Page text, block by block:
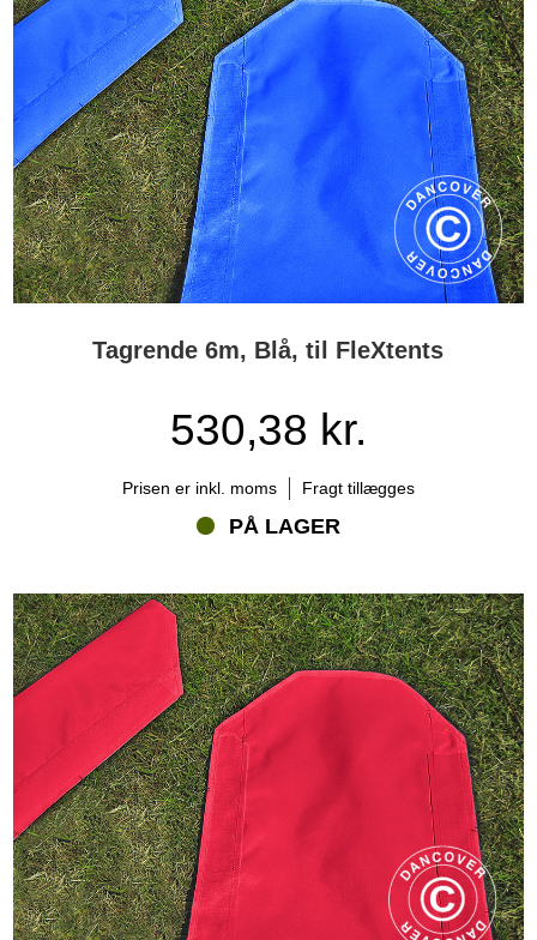
Tagrende 6m, Blå, til FleXtents
530,38 kr.
Prisen er inkl. moms Fragt tillægges
PÅ LAGER